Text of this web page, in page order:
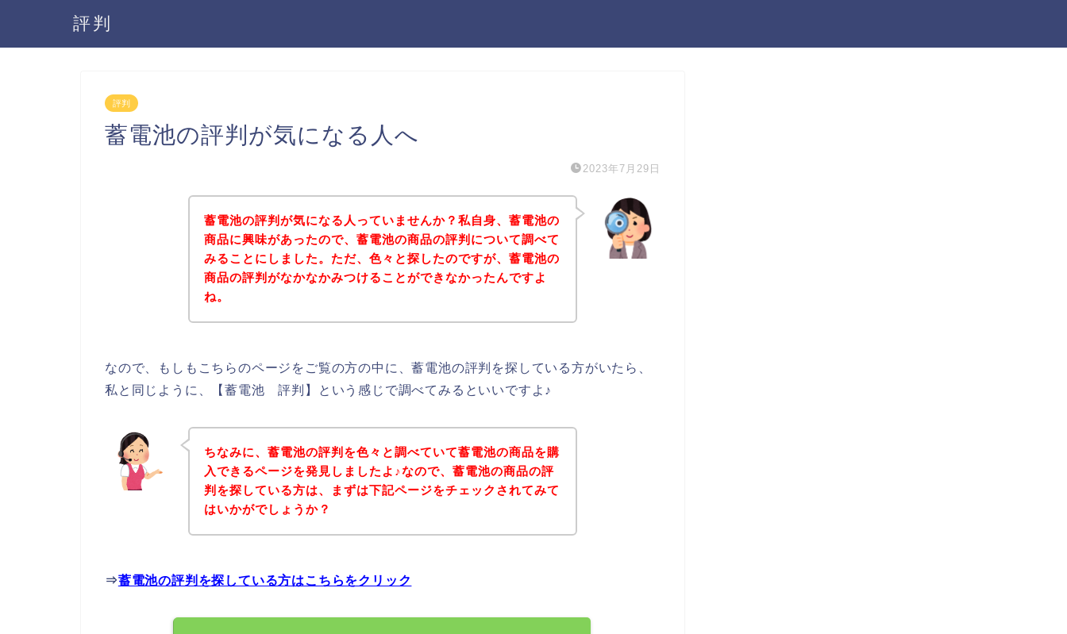
評判
評判
蓄電池の評判が気になる人へ
2023年7月29日
蓄電池の評判が気になる人っていませんか？私自身、蓄電池の
商品に興味があったので、蓄電池の商品の評判について調べて
みることにしました。ただ、色々と探したのですが、蓄電池の
商品の評判がなかなかみつけることができなかったんですよ
ね。
なので、もしもこちらのページをご覧の方の中に、蓄電池の評判を探している方がいたら、
私と同じように、【蓄電池 評判】という感じで調べてみるといいですよ♪
ちなみに、蓄電池の評判を色々と調べていて蓄電池の商品を購
入できるページを発見しましたよ♪なので、蓄電池の商品の評
判を探している方は、まずは下記ページをチェックされてみて
はいかがでしょうか？
⇒蓄電池の評判を探している方はこちらをクリック